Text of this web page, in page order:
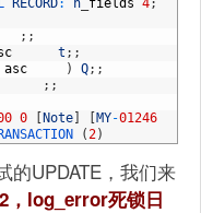
RECORD: n fields 4;
; ;
t ; ;
asc ) Q; ;
; ;
0 Note MY-01246
(2)
的UPDATE，我们来
log_error死锁日